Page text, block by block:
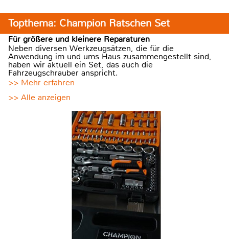
Topthema: Champion Ratschen Set
Für größere und kleinere Reparaturen
Neben diversen Werkzeugsätzen, die für die
Anwendung im und ums Haus zusammengestellt sind,
haben wir aktuell ein Set, das auch die
Fahrzeugschrauber anspricht.
>> Mehr erfahren
>> Alle anzeigen